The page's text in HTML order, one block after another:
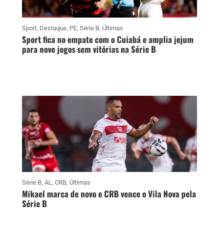
Sport, Destaque, PE, Série B, Últimas
Sport fica no empate com o Cuiabá e amplia jejum
para nove jogos sem vitórias na Série B
Série B, AL, CRB, Últimas
Mikael marca de novo e CRB vence o Vila Nova pela
Série B